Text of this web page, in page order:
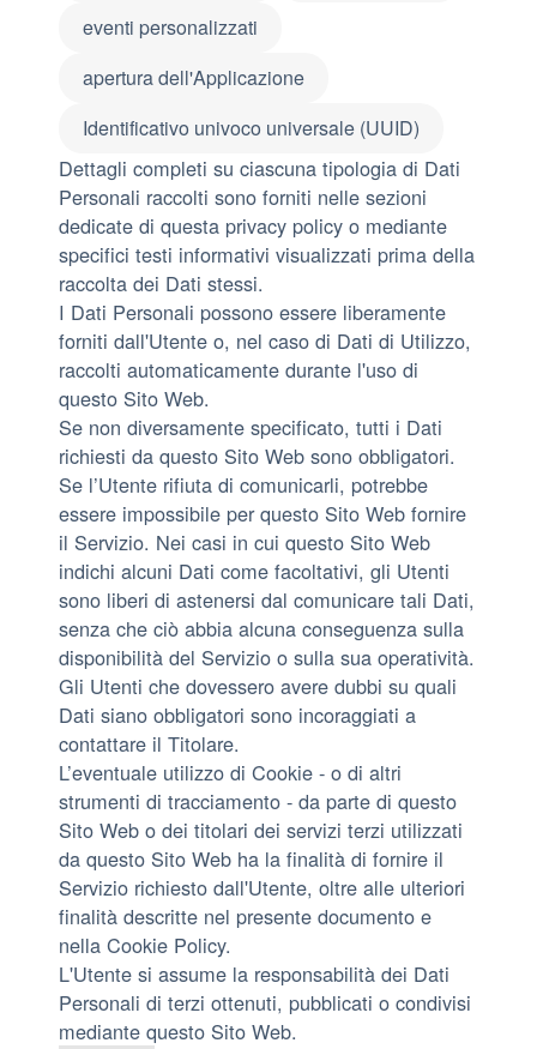
eventi personalizzati
apertura dell'Applicazione
Identificativo univoco universale (UUID)
Dettagli completi su ciascuna tipologia di Dati
Personali raccolti sono forniti nelle sezioni
dedicate di questa privacy policy o mediante
specifici testi informativi visualizzati prima della
raccolta dei Dati stessi.
I Dati Personali possono essere liberamente
forniti dall'Utente o, nel caso di Dati di Utilizzo,
raccolti automaticamente durante l'uso di
questo Sito Web.
Se non diversamente specificato, tutti i Dati
richiesti da questo Sito Web sono obbligatori.
Se l’Utente rifiuta di comunicarli, potrebbe
essere impossibile per questo Sito Web fornire
il Servizio. Nei casi in cui questo Sito Web
indichi alcuni Dati come facoltativi, gli Utenti
sono liberi di astenersi dal comunicare tali Dati,
senza che ciò abbia alcuna conseguenza sulla
disponibilità del Servizio o sulla sua operatività.
Gli Utenti che dovessero avere dubbi su quali
Dati siano obbligatori sono incoraggiati a
contattare il Titolare.
L’eventuale utilizzo di Cookie - o di altri
strumenti di tracciamento - da parte di questo
Sito Web o dei titolari dei servizi terzi utilizzati
da questo Sito Web ha la finalità di fornire il
Servizio richiesto dall'Utente, oltre alle ulteriori
finalità descritte nel presente documento e
nella Cookie Policy.
L'Utente si assume la responsabilità dei Dati
Personali di terzi ottenuti, pubblicati o condivisi
mediante questo Sito Web.